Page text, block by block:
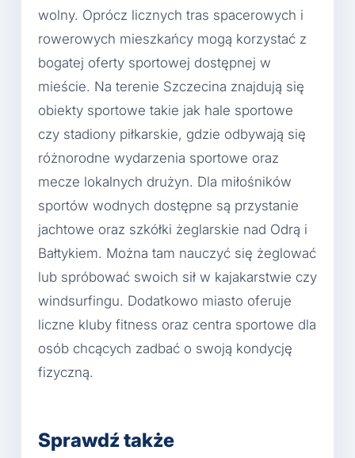
wolny. Oprócz licznych tras spacerowych i
rowerowych mieszkańcy mogą korzystać z
bogatej oferty sportowej dostępnej w
mieście. Na terenie Szczecina znajdują się
obiekty sportowe takie jak hale sportowe
czy stadiony piłkarskie, gdzie odbywają się
różnorodne wydarzenia sportowe oraz
mecze lokalnych drużyn. Dla miłośników
sportów wodnych dostępne są przystanie
jachtowe oraz szkółki żeglarskie nad Odrą i
Bałtykiem. Można tam nauczyć się żeglować
lub spróbować swoich sił w kajakarstwie czy
windsurfingu. Dodatkowo miasto oferuje
liczne kluby fitness oraz centra sportowe dla
osób chcących zadbać o swoją kondycję
fizyczną.
Sprawdź także